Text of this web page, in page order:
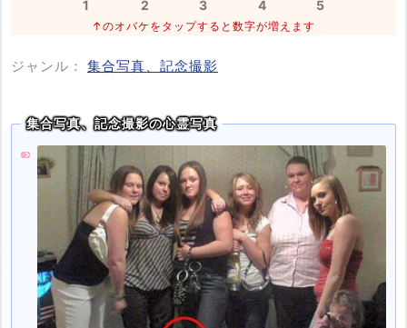
1 2 3 4 5
↑のオバケをタップすると数字が増えます
ジャンル： 集合写真、記念撮影
集合写真、記念撮影の心霊写真